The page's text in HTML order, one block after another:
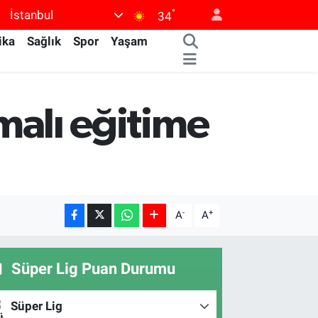
İstanbul 34°
Sağlık Spor
Yaşam
eğitime
A- A+
Süper Lig Puan Durumu
Süper Lig